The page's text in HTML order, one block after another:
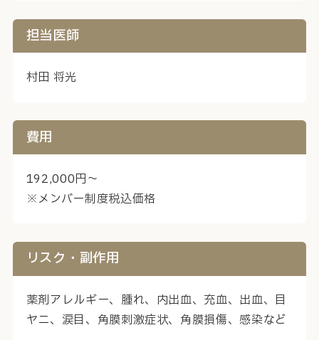
担当医師
村田 将光
費用
192,000円～
※メンバー制度税込価格
リスク・副作用
薬剤アレルギー、腫れ、内出血、充血、出血、目
ヤニ、涙目、角膜刺激症状、角膜損傷、感染など